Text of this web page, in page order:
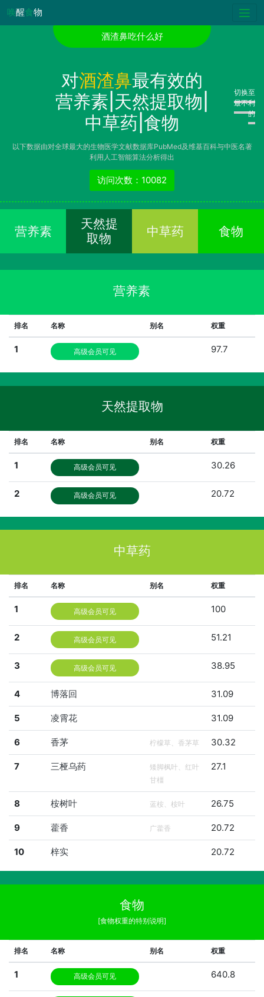
唤醒食物
酒渣鼻吃什么好
对酒渣鼻最有效的
营养素|天然提取物|
中草药|食物
切换至
最不利
的
以下数据由对全球最大的生物医学文献数据库PubMed及维基百科与中医名著
利用人工智能算法分析得出
访问次数：10082
营养素
天然提
取物
中草药 食物
营养素
排名 名称 别名 权重
1 高级会员可见 97.7
天然提取物
排名 名称 别名 权重
1 高级会员可见 30.26
2 高级会员可见 20.72
中草药
排名 名称 别名 权重
1 高级会员可见 100
2 高级会员可见 51.21
3 高级会员可见 38.95
4 博落回 31.09
5 凌霄花 31.09
6 香茅 柠檬草、香茅草 30.32
7 三桠乌药
矮脚枫叶、红叶
甘橿
27.1
8 桉树叶 蓝桉、桉叶 26.75
9 藿香 广藿香 20.72
10 梓实 20.72
食物
[食物权重的特别说明]
排名 名称 别名 权重
1 高级会员可见 640.8